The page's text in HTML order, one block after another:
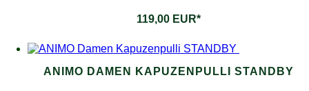
119,00 EUR*
ANIMO DAMEN KAPUZENPULLI STANDBY